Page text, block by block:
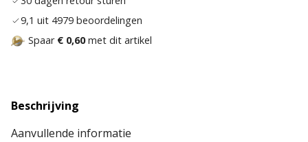
9,1 uit 4979 beoordelingen
Spaar € 0,60met dit artikel
Beschrijving
Aanvullende informatie